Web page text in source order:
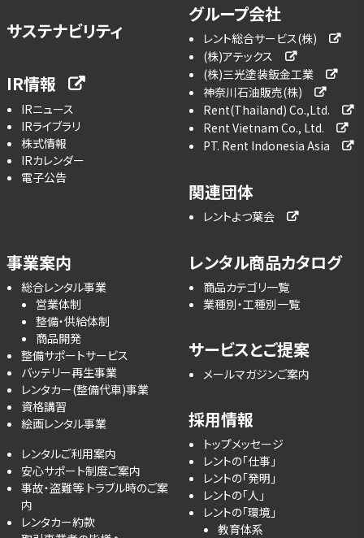
サステナビリティ
IR情報
IRニュース
IRライブラリ
株式情報
IRカレンダー
電子公告
グループ会社
レント総合サービス(株)
(株)アテックス
(株)三光塗装鈑金工業
神奈川石油販売(株)
Rent(Thailand) Co.,Ltd.
Rent Vietnam Co., Ltd.
PT. Rent Indonesia Asia
関連団体
レントよつ葉会
事業案内
総合レンタル事業
営業体制
整備・供給体制
商品開発
整備サポートサービス
バッテリー再生事業
レンタカー(整備代車)事業
資格講習
絵画レンタル事業
レンタルご利用案内
安心サポート制度ご案内
事故・盗難等 トラブル時のご案
内
レンタカー約款
レンタル商品カタログ
商品カテゴリ一覧
業種別・工種別一覧
サービスとご提案
メールマガジンご案内
採用情報
トップメッセージ
レントの「仕事」
レントの「発明」
レントの「人」
レントの「環境」
教育体系